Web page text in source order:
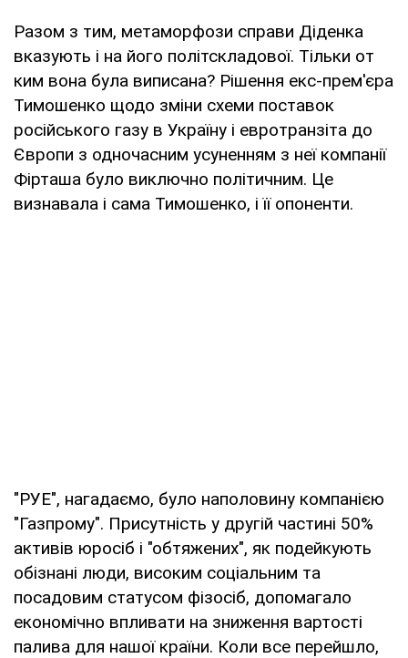
Разом з тим, метаморфози справи Діденка
вказують і на його політскладової. Тільки от
ким вона була виписана? Рішення екс-прем'єра
Тимошенко щодо зміни схеми поставок
російського газу в Україну і евротранзіта до
Європи з одночасним усуненням з неї компанії
Фірташа було виключно політичним. Це
визнавала і сама Тимошенко, і її опоненти.
"РУЕ", нагадаємо, було наполовину компанією
"Газпрому". Присутність у другій частині 50%
активів юросіб і "обтяжених", як подейкують
обізнані люди, високим соціальним та
посадовим статусом фізосіб, допомагало
економічно впливати на зниження вартості
палива для нашої країни. Коли все перейшло,